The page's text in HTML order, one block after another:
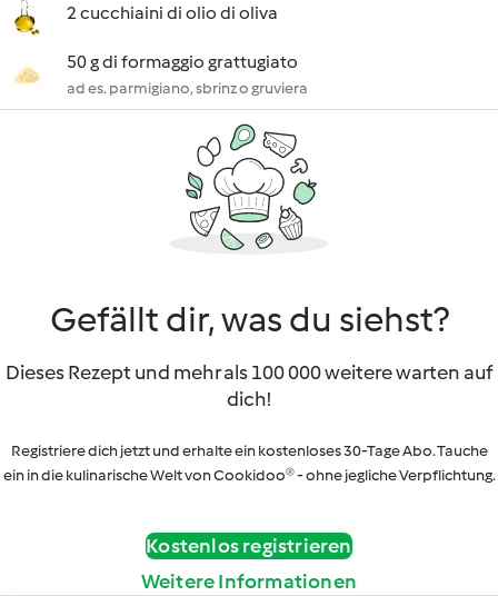
2 cucchiaini di olio di oliva
50 g di formaggio grattugiato
ad es. parmigiano, sbrinz o gruviera
Gefällt dir, was du siehst?
Dieses Rezept und mehr als 100 000 weitere warten auf
dich!
Registriere dich jetzt und erhalte ein kostenloses 30-Tage Abo. Tauche
ein in die kulinarische Welt von Cookidoo® - ohne jegliche Verpflichtung.
Kostenlos registrieren
Weitere Informationen